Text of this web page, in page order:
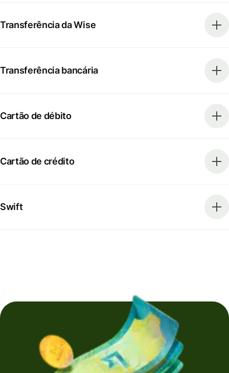
Transferência da Wise
Transferência bancária
Cartão de débito
Cartão de crédito
Swift